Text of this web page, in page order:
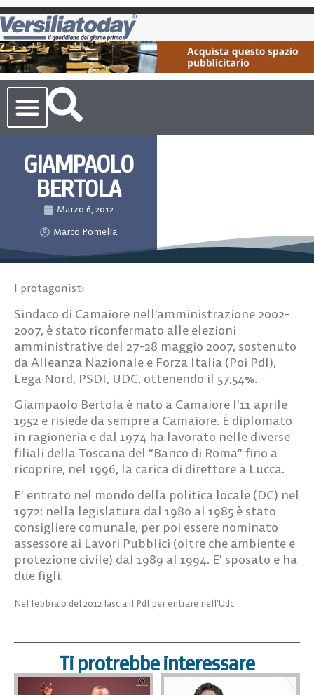
GIAMPAOLO
BERTOLA
Marzo 6, 2012
Marco Pomella
I protagonisti
Sindaco di Camaiore nell’amministrazione 2002-
2007, è stato riconfermato alle elezioni
amministrative del 27-28 maggio 2007, sostenuto
da Alleanza Nazionale e Forza Italia (Poi Pdl),
Lega Nord, PSDI, UDC, ottenendo il 57,54%.
Giampaolo Bertola è nato a Camaiore l’11 aprile
1952 e risiede da sempre a Camaiore. È diplomato
in ragioneria e dal 1974 ha lavorato nelle diverse
filiali della Toscana del “Banco di Roma” fino a
ricoprire, nel 1996, la carica di direttore a Lucca.
E’ entrato nel mondo della politica locale (DC) nel
1972: nella legislatura dal 1980 al 1985 è stato
consigliere comunale, per poi essere nominato
assessore ai Lavori Pubblici (oltre che ambiente e
protezione civile) dal 1989 al 1994. E’ sposato e ha
due figli.
Nel febbraio del 2012 lascia il Pdl per entrare nell’Udc.
Ti protrebbe interessare